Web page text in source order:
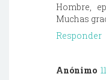
Hombre,
Muchas
Responder
Anónimo